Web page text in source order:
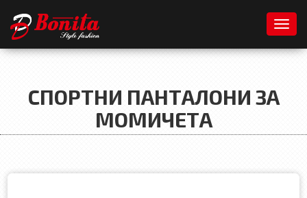
СПОРТНИ ПАНТАЛОНИ ЗА
МОМИЧЕТА